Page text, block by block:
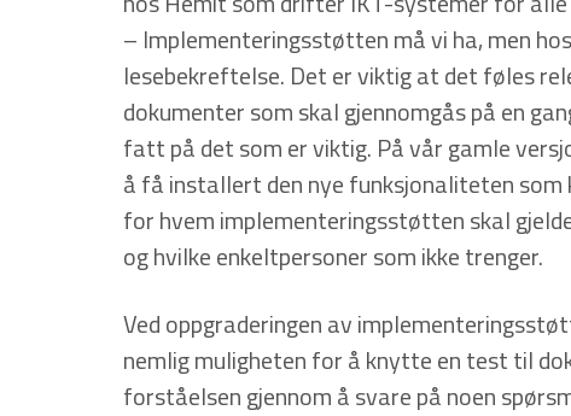
– Implementeringsstøtten må vi ha, men
lesebekreftelse. Det er viktig at det føles
dokumenter som skal gjennomgås på en
fatt på det som er viktig. På vår gamle
å få installert den nye funksjonaliteten
for hvem implementeringsstøtten skal
og hvilke enkeltpersoner som ikke trenger.
Ved oppgraderingen av
nemlig muligheten for å knytte en test til
forståelsen gjennom å svare på noen